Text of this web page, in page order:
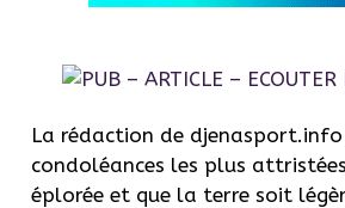
La rédaction de djenasport.info
condoléances les plus
éplorée et que la terre soit